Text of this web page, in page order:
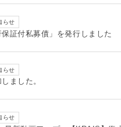
らせ
保証付私募債」を発行しました
らせ
ました。
らせ